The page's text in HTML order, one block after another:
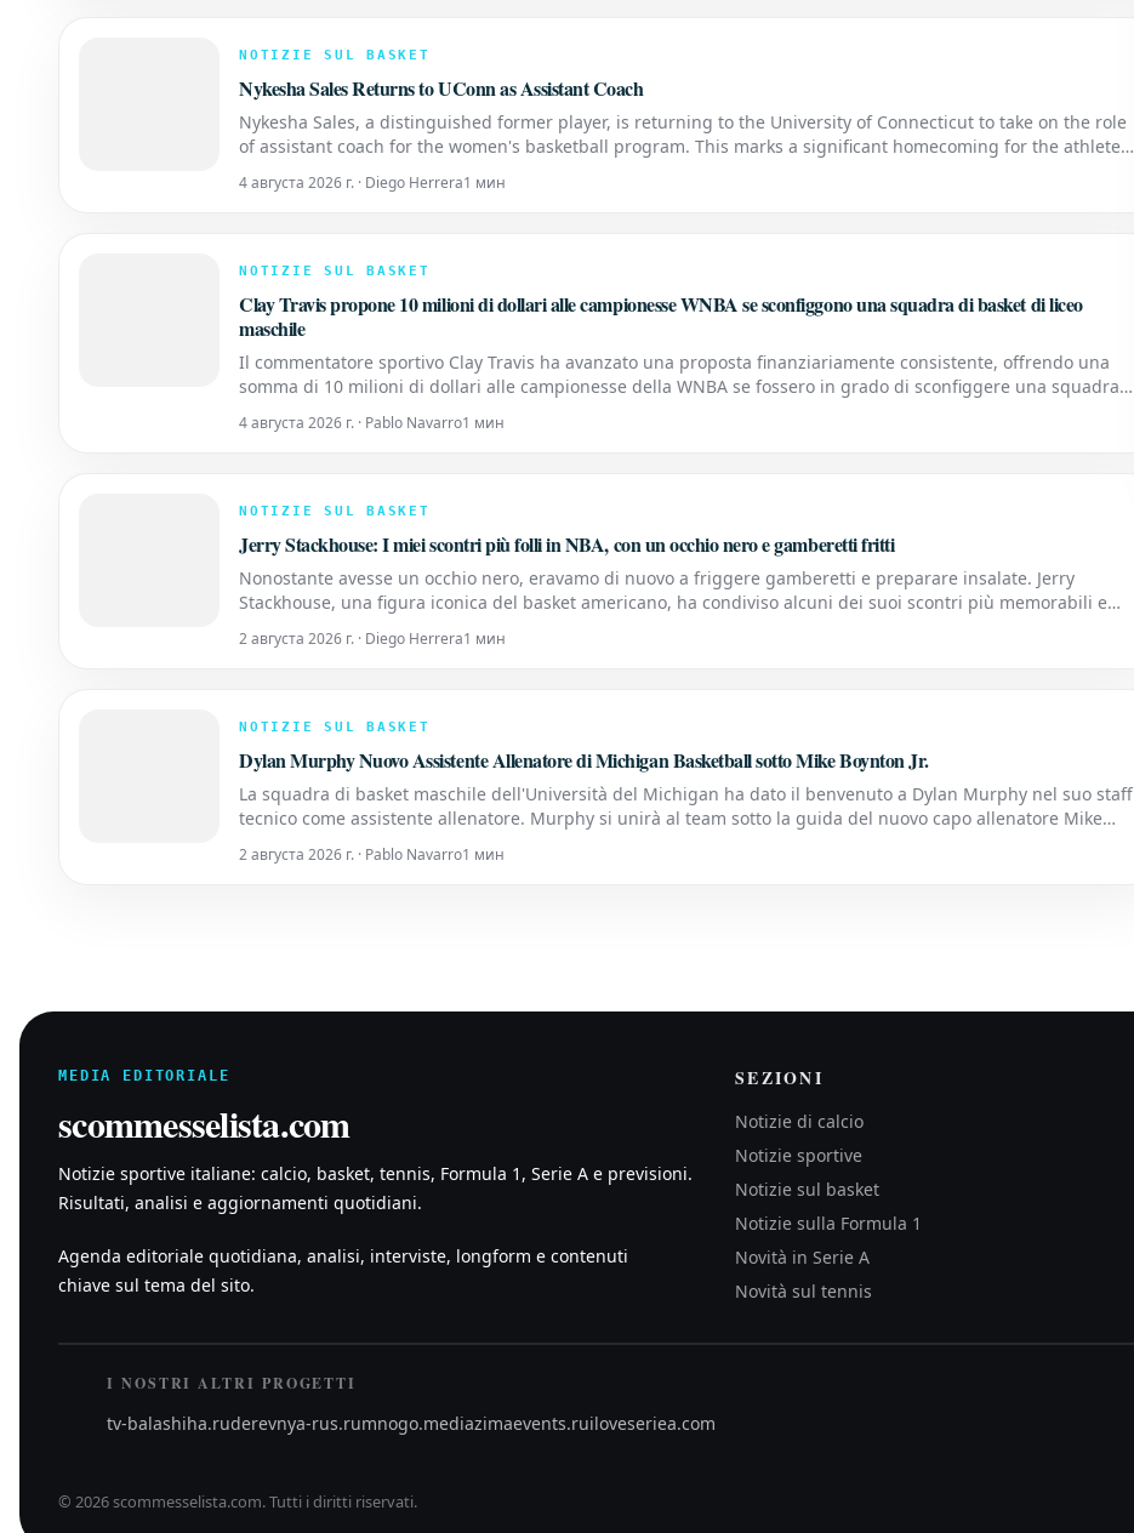
NOTIZIE SUL BASKET
Nykesha Sales Returns to UConn as Assistant Coach
Nykesha Sales, a distinguished former player, is returning to the University of Connecticut to take on the role
of assistant coach for the women's basketball program. This marks a significant homecoming for the athlete
who left an indelible mark on UConn's legacy. Sales, a graduate of UCo
4 августа 2026 г. · Diego Herrera1 мин
NOTIZIE SUL BASKET
Clay Travis propone 10 milioni di dollari alle campionesse WNBA se sconfiggono una squadra di basket di liceo
maschile
Il commentatore sportivo Clay Travis ha avanzato una proposta finanziariamente consistente, offrendo una
somma di 10 milioni di dollari alle campionesse della WNBA se fossero in grado di sconfiggere una squadra
di basket maschile di un liceo. Questa provocatoria sfida è stata lanciata nel contesto
4 августа 2026 г. · Pablo Navarro1 мин
NOTIZIE SUL BASKET
Jerry Stackhouse: I miei scontri più folli in NBA, con un occhio nero e gamberetti fritti
Nonostante avesse un occhio nero, eravamo di nuovo a friggere gamberetti e preparare insalate. Jerry
Stackhouse, una figura iconica del basket americano, ha condiviso alcuni dei suoi scontri più memorabili e
spesso surreali vissuti sul campo da gioco durante la sua carriera in NBA. In un
2 августа 2026 г. · Diego Herrera1 мин
NOTIZIE SUL BASKET
Dylan Murphy Nuovo Assistente Allenatore di Michigan Basketball sotto Mike Boynton Jr.
La squadra di basket maschile dell'Università del Michigan ha dato il benvenuto a Dylan Murphy nel suo staff
tecnico come assistente allenatore. Murphy si unirà al team sotto la guida del nuovo capo allenatore Mike
Boynton Jr., portando con sé una preziosa esperienza e competenza nel mondo del
2 августа 2026 г. · Pablo Navarro1 мин
MEDIA EDITORIALE
scommesselista.com
Notizie sportive italiane: calcio, basket, tennis, Formula 1, Serie A e previsioni.
Risultati, analisi e aggiornamenti quotidiani.
Agenda editoriale quotidiana, analisi, interviste, longform e contenuti
chiave sul tema del sito.
SEZIONI
Notizie di calcio
Notizie sportive
Notizie sul basket
Notizie sulla Formula 1
Novità in Serie A
Novità sul tennis
I NOSTRI ALTRI PROGETTI
tv-balashiha.ruderevnya-rus.rumnogo.mediazimaevents.ruiloveseriea.com
© 2026scommesselista.com.Tutti i diritti riservati.